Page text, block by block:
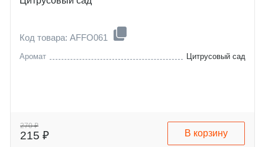
Код товара: AFFO061
Аромат Цитрусовый сад
270 ₽
215 ₽ В корзину